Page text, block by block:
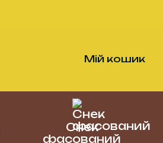
Мій кошик
Снек
фасований